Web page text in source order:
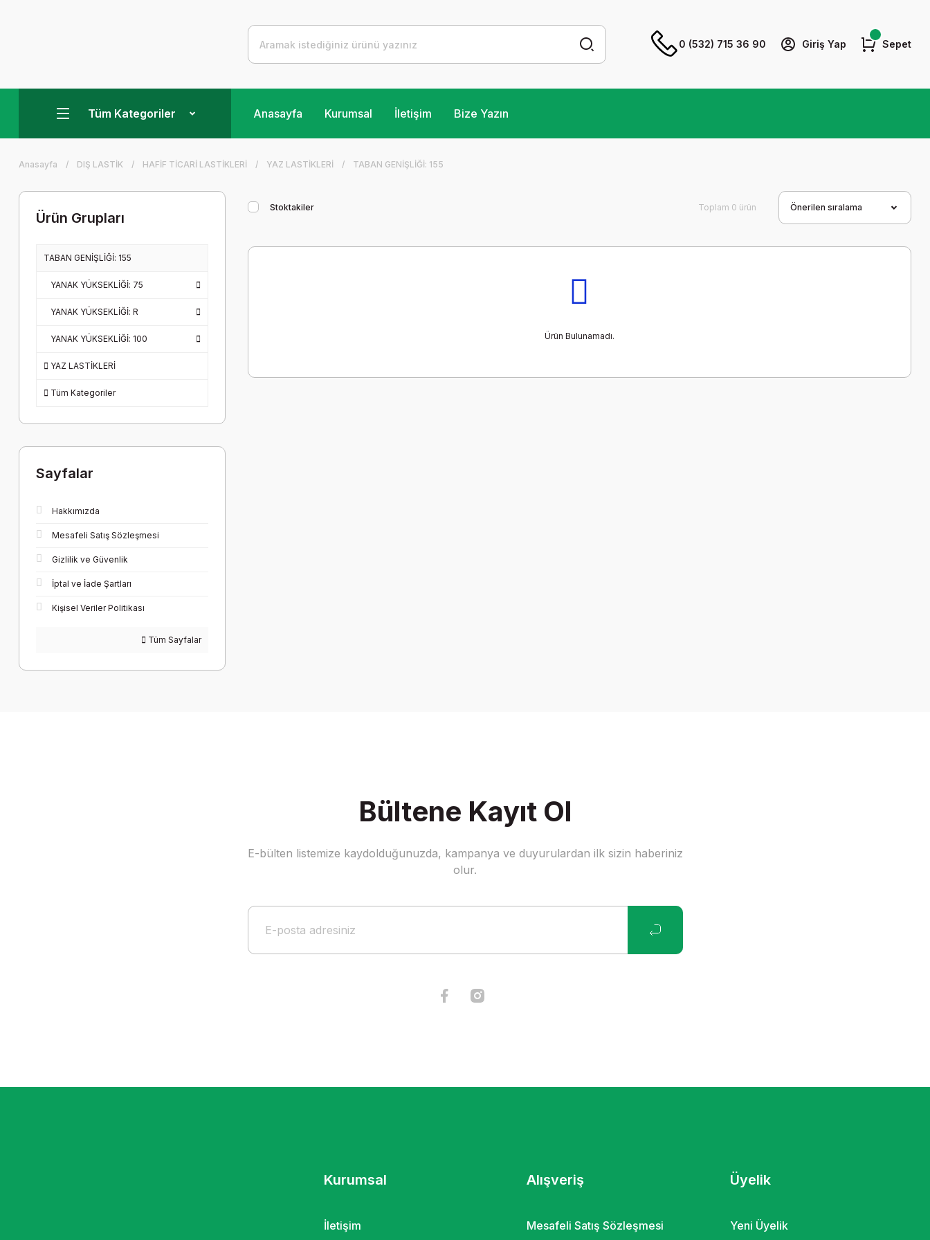
0 (532) 715 36 90 Giriş Yap Sepet
Tüm Kategoriler Anasayfa Kurumsal İletişim Bize Yazın
Anasayfa DIŞ LASTİK HAFİF TİCARİ LASTİKLERİ YAZ LASTİKLERİ TABAN GENİŞLİĞİ: 155
Ürün Grupları
TABAN GENİŞLİĞİ: 155
YANAK YÜKSEKLİĞİ: 75
YANAK YÜKSEKLİĞİ: R
YANAK YÜKSEKLİĞİ: 100
YAZ LASTİKLERİ
Tüm Kategoriler
Sayfalar
Hakkımızda
Mesafeli Satış Sözleşmesi
Gizlilik ve Güvenlik
İptal ve İade Şartları
Kişisel Veriler Politikası
Tüm Sayfalar
Stoktakiler Toplam 0 ürün
Ürün Bulunamadı.
Bültene Kayıt Ol
E-bülten listemize kaydolduğunuzda, kampanya ve duyurulardan ilk sizin haberiniz
olur.
Kurumsal
İletişim
Alışveriş
Mesafeli Satış Sözleşmesi
Üyelik
Yeni Üyelik